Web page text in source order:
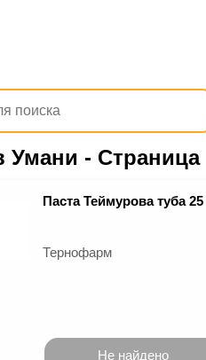
Дерматологические
дерматит, пролежни
Умани - Страница
Паста Теймурова туба 25
Тернофарм
Не найдено